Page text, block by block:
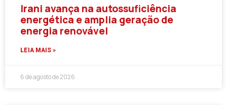
Irani avança na autossuficiência
energética e amplia geração de
energia renovável
LEIA MAIS »
6 de agosto de 2026